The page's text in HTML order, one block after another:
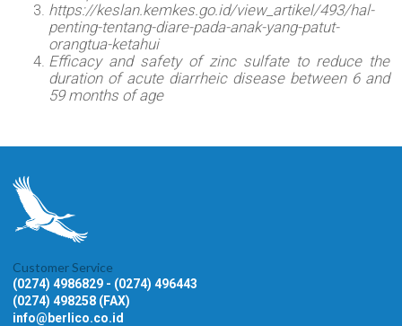
https://keslan.kemkes.go.id/view_artikel/493/hal-
penting-tentang-diare-pada-anak-yang-patut-
orangtua-ketahui
Efficacy and safety of zinc sulfate to reduce the
duration of acute diarrheic disease between 6 and
59 months of age
Customer Service
(0274) 4986829 - (0274) 496443
(0274) 498258 (FAX)
info@berlico.co.id